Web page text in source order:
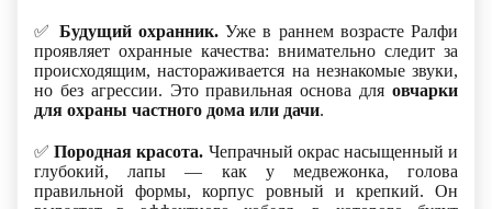
✅ Будущий охранник.Уже в раннем возрасте Ралфи
проявляет охранные качества: внимательно следит за
происходящим, настораживается на незнакомые звуки,
но без агрессии. Это правильная основа для овчарки
для охраны частного дома или дачи.
✅ Породная красота. Чепрачный окрас насыщенный и
глубокий, лапы — как у медвежонка, голова
правильной формы, корпус ровный и крепкий. Он